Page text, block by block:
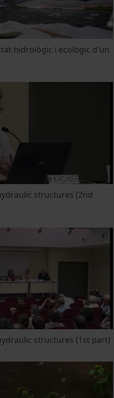
hidrològic i ecològic d'un
structures (2nd
structures (1st part)